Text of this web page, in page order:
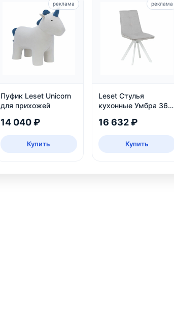
Пуфик Leset Unicorn
для прихожей
14 040 ₽
Купить
реклама
Leset Стулья
кухонные Умбра 360,
16 632 ₽
Купить
реклама